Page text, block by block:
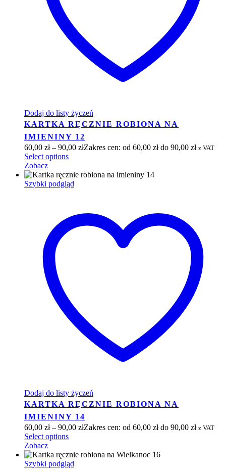
Dodaj do listy życzeń
KARTKA RĘCZNIE ROBIONA NA
IMIENINY 12
60,00 zł – 90,00 złZakres cen: od 60,00 zł do 90,00 zł z VAT
Select options
Zobacz
Szybki podgląd
Dodaj do listy życzeń
KARTKA RĘCZNIE ROBIONA NA
IMIENINY 14
60,00 zł – 90,00 złZakres cen: od 60,00 zł do 90,00 zł z VAT
Select options
Zobacz
Szybki podgląd